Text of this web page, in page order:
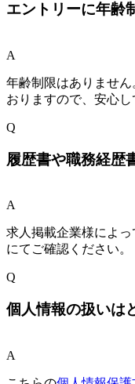
エントリーに年齢
A
年齢制限はありませ
おりますので、安心し
Q
履歴書や職務経歴
A
求人掲載企業様によ
にてご確認ください。
Q
個人情報の扱いは
A